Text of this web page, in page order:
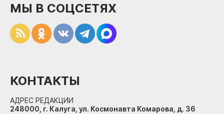
МЫ В СОЦСЕТЯХ
КОНТАКТЫ
АДРЕС РЕДАКЦИИ
248000, г. Калуга, ул. Космонавта Комарова, д. 36